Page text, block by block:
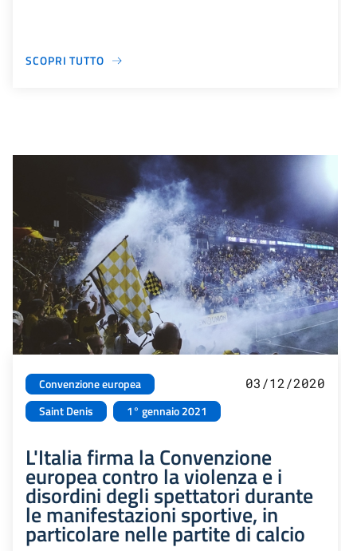
SCOPRI TUTTO
Convenzione europea
Saint Denis
1° gennaio 2021
03/12/2020
L'Italia firma la Convenzione
europea contro la violenza e i
disordini degli spettatori durante
le manifestazioni sportive, in
particolare nelle partite di calcio